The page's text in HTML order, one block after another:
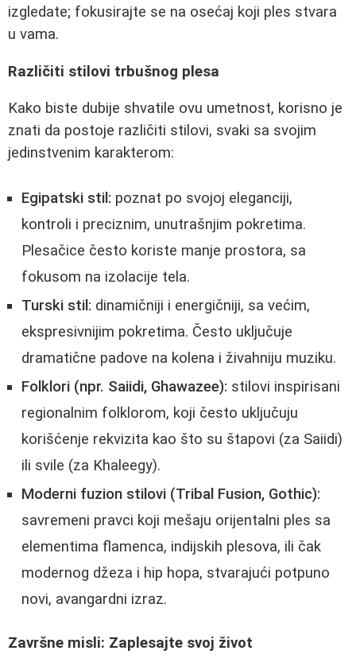
izgledate; fokusirajte se na osećaj koji ples stvara
u vama.
Različiti stilovi trbušnog plesa
Kako biste dubije shvatile ovu umetnost, korisno je
znati da postoje različiti stilovi, svaki sa svojim
jedinstvenim karakterom:
Egipatski stil: poznat po svojoj eleganciji,
kontroli i preciznim, unutrašnjim pokretima.
Plesačice često koriste manje prostora, sa
fokusom na izolacije tela.
Turski stil: dinamičniji i energičniji, sa većim,
ekspresivnijim pokretima. Često uključuje
dramatične padove na kolena i živahniju muziku.
Folklori (npr. Saiidi, Ghawazee): stilovi inspirisani
regionalnim folklorom, koji često uključuju
korišćenje rekvizita kao što su štapovi (za Saiidi)
ili svile (za Khaleegy).
Moderni fuzion stilovi (Tribal Fusion, Gothic):
savremeni pravci koji mešaju orijentalni ples sa
elementima flamenca, indijskih plesova, ili čak
modernog džeza i hip hopa, stvarajući potpuno
novi, avangardni izraz.
Završne misli: Zaplesajte svoj život